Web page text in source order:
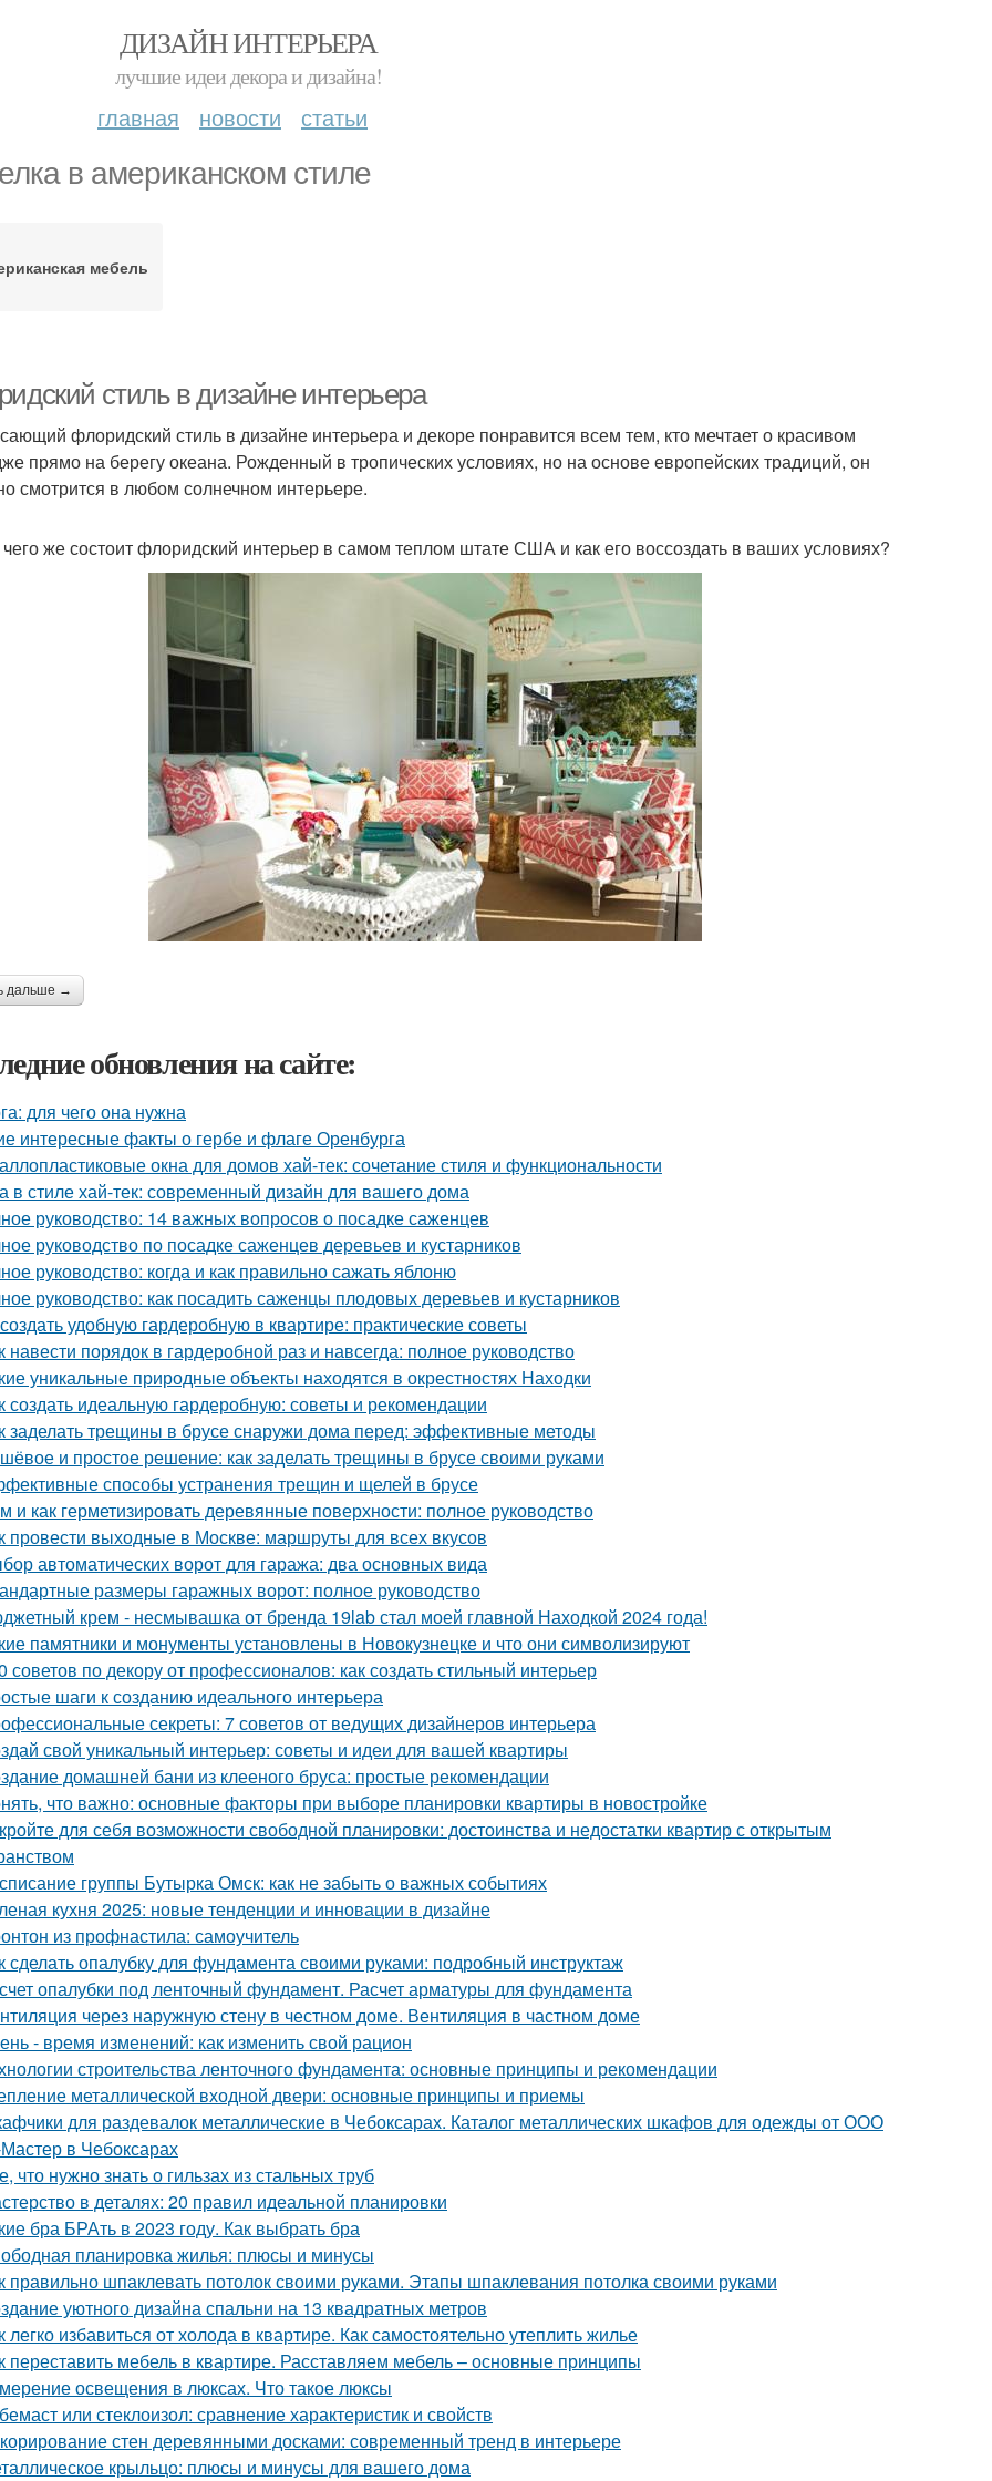
ДИЗАЙН ИНТЕРЬЕРА
лучшие идеи декора и дизайна!
главная новости статьи
в американском стиле
мебель
стиль в дизайне интерьера
флоридский стиль в дизайне интерьера и декоре понравится всем тем, кто мечтает о красивом
прямо на берегу океана. Рожденный в тропических условиях, но на основе европейских традиций, он
смотрится в любом солнечном интерьере.
чего же состоит флоридский интерьер в самом теплом штате США и как его воссоздать в ваших условиях?
дальше →
обновления на сайте:
для чего она нужна
интересные факты о гербе и флаге Оренбурга
окна для домов хай-тек: сочетание стиля и функциональности
в стиле хай-тек: современный дизайн для вашего дома
руководство: 14 важных вопросов о посадке саженцев
руководство по посадке саженцев деревьев и кустарников
руководство: когда и как правильно сажать яблоню
руководство: как посадить саженцы плодовых деревьев и кустарников
удобную гардеробную в квартире: практические советы
навести порядок в гардеробной раз и навсегда: полное руководство
уникальные природные объекты находятся в окрестностях Находки
создать идеальную гардеробную: советы и рекомендации
заделать трещины в брусе снаружи дома перед: эффективные методы
и простое решение: как заделать трещины в брусе своими руками
способы устранения трещин и щелей в брусе
и как герметизировать деревянные поверхности: полное руководство
провести выходные в Москве: маршруты для всех вкусов
автоматических ворот для гаража: два основных вида
размеры гаражных ворот: полное руководство
крем - несмывашка от бренда 19lab стал моей главной Находкой 2024 года!
памятники и монументы установлены в Новокузнецке и что они символизируют
советов по декору от профессионалов: как создать стильный интерьер
шаги к созданию идеального интерьера
секреты: 7 советов от ведущих дизайнеров интерьера
свой уникальный интерьер: советы и идеи для вашей квартиры
домашней бани из клееного бруса: простые рекомендации
что важно: основные факторы при выборе планировки квартиры в новостройке
для себя возможности свободной планировки: достоинства и недостатки квартир с открытым
группы Бутырка Омск: как не забыть о важных событиях
кухня 2025: новые тенденции и инновации в дизайне
из профнастила: самоучитель
сделать опалубку для фундамента своими руками: подробный инструктаж
опалубки под ленточный фундамент. Расчет арматуры для фундамента
через наружную стену в честном доме. Вентиляция в частном доме
- время изменений: как изменить свой рацион
строительства ленточного фундамента: основные принципы и рекомендации
металлической входной двери: основные принципы и приемы
для раздевалок металлические в Чебоксарах. Каталог металлических шкафов для одежды от ООО
в Чебоксарах
что нужно знать о гильзах из стальных труб
в деталях: 20 правил идеальной планировки
бра БРАть в 2023 году. Как выбрать бра
планировка жилья: плюсы и минусы
правильно шпаклевать потолок своими руками. Этапы шпаклевания потолка своими руками
уютного дизайна спальни на 13 квадратных метров
легко избавиться от холода в квартире. Как самостоятельно утеплить жилье
переставить мебель в квартире. Расставляем мебель – основные принципы
освещения в люксах. Что такое люксы
или стеклоизол: сравнение характеристик и свойств
стен деревянными досками: современный тренд в интерьере
крыльцо: плюсы и минусы для вашего дома